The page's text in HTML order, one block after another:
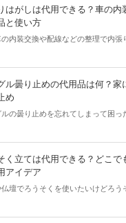
れに効果があるかなどその用法を詳
に、誰もが家にあるクエン酸の代用
はがしは代用できる？車の内
と使い方
の内装交換や配線などの整理で内張
代用品から代用品を使う上での注意
事を参考に内張りはがしの代用品を
ル曇り止めの代用品は何？家
め
ルの曇り止めを忘れてしまって困っ
いアクティビティで使われますよね
尽きないので曇り止め対処が必ず必
グルの曇り止めがない人でも活用で
記事を参考にゴーグルの曇り止め
く立ては代用できる？どこで
アイデア
壇でろうそくを使いたいけどろう